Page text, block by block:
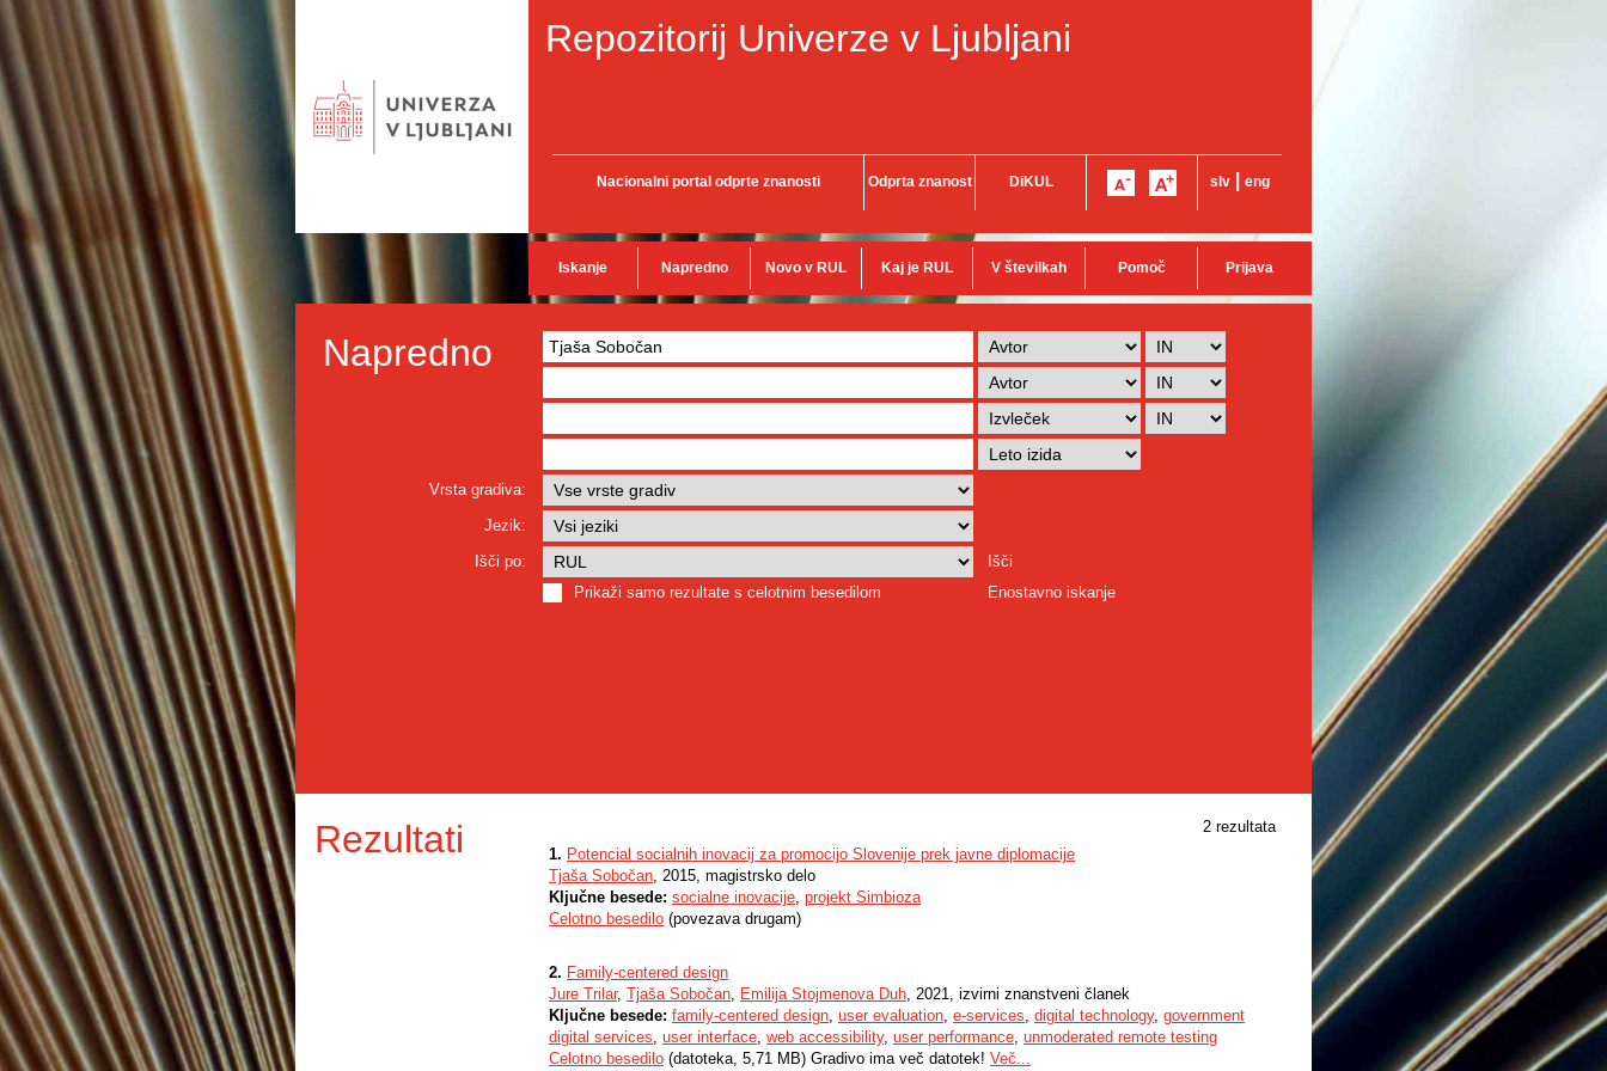
Repozitorij Univerze v Ljubljani
Nacionalni portal odprte znanosti Odprta znanost DiKUL slv eng
Iskanje Napredno Novo v RUL Kaj je RUL V številkah Pomoč Prijava
Napredno
Vrsta gradiva:
Jezik:
Išči po:
Išči
Prikaži samo rezultate s celotnim besedilom
Enostavno iskanje
Rezultati
2 rezultata
1. Potencial socialnih inovacij za promocijo Slovenije prek javne diplomacije
Tjaša Sobočan, 2015, magistrsko delo
Ključne besede: socialne inovacije, projekt Simbioza
Celotno besedilo (povezava drugam)
2. Family-centered design
Jure Trilar, Tjaša Sobočan, Emilija Stojmenova Duh, 2021, izvirni znanstveni članek
Ključne besede: family-centered design, user evaluation, e-services, digital technology, government
digital services, user interface, web accessibility, user performance, unmoderated remote testing
Celotno besedilo (datoteka, 5,71 MB) Gradivo ima več datotek! Več...